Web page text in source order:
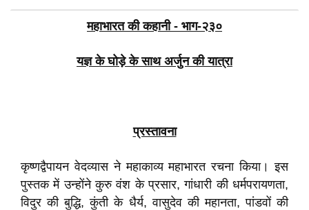
महाभारत की कहानी - भाग-२३०
यज्ञ के घोड़े के साथ अर्जुन की यात्रा
प्रस्तावना
कृष्णद्वैपायन वेदव्यास ने महाकाव्य महाभारत रचना किया। इस
पुस्तक में उन्होंने कुरु वंश के प्रसार, गांधारी की धर्मपरायणता,
विदुर की बुद्धि, कुंती के धैर्य, वासुदेव की महानता, पांडवों की